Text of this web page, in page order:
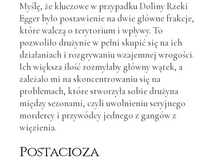
Myślę, że kluczowe w przypadku Doliny Rzeki
Egger było postawienie na dwie główne frakcje,
które walczą o terytorium i wpływy. To
pozwoliło drużynie w pełni skupić się na ich
działaniach i rozgrywaniu wzajemnej wrogości.
Ich większa ilość rozmyłaby główny wątek, a
zależało mi na skoncentrowaniu się na
problemach, które stworzyła sobie drużyna
między sezonami, czyli uwolnieniu seryjnego
mordercy i przywódcy jednego z gangów z
więzienia.
Postacioza